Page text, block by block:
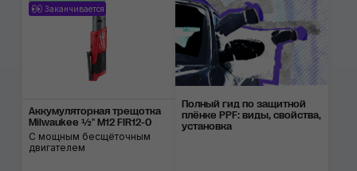
Заканчивается
Аккумуляторная трещотка
Milwaukee ½" M12 FIR12-0
С мощным бесщёточным
двигателем
Полный гид по защитной
плёнке PPF: виды, свойства,
установка